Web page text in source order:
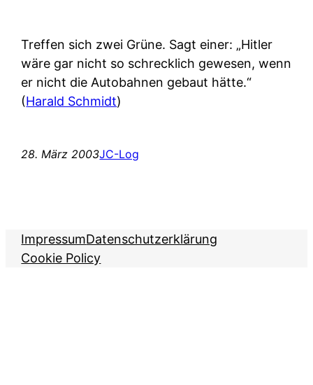
Treffen sich zwei Grüne. Sagt einer: „Hitler
wäre gar nicht so schrecklich gewesen, wenn
er nicht die Autobahnen gebaut hätte.“
(Harald Schmidt)
28. März 2003JC-Log
ImpressumDatenschutzerklärung
Cookie Policy